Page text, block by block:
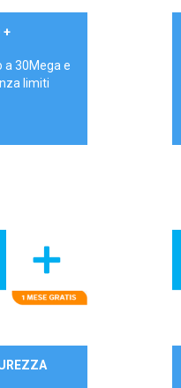
+
a 30Mega e
limiti